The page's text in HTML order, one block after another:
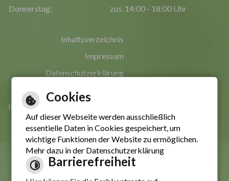
Donnerstag:
zus. 14:00 - 18:00 Uhr
Inhaltsverzeichnis
Impressum
Datenschutzerklärung
Erklärung zur Barrierefreiheit
Informationen in leichter Sprache
Cookies
Auf dieser Webseite werden ausschließlich
essentielle Daten in Cookies gespeichert, um
wichtige Funktionen der Website zu ermöglichen.
Mehr dazu in der Datenschutzerklärung
Barrierefreiheit